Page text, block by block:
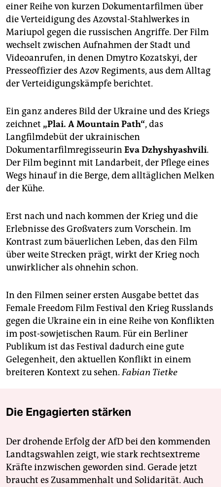
einer Reihe von kurzen Dokumentarfilmen über
die Verteidigung des Azovstal-Stahlwerkes in
Mariupol gegen die russischen Angriffe. Der Film
wechselt zwischen Aufnahmen der Stadt und
Videoanrufen, in denen Dmytro Kozatskyi, der
Presseoffizier des Azov Regiments, aus dem Alltag
der Verteidigungskämpfe berichtet.
Ein ganz anderes Bild der Ukraine und des Kriegs
zeichnet „Plai. A Mountain Path“, das
Langfilmdebüt der ukrainischen
Dokumentarfilmregisseurin Eva Dzhyshyashvili.
Der Film beginnt mit Landarbeit, der Pflege eines
Wegs hinauf in die Berge, dem alltäglichen Melken
der Kühe.
Erst nach und nach kommen der Krieg und die
Erlebnisse des Großvaters zum Vorschein. Im
Kontrast zum bäuerlichen Leben, das den Film
über weite Strecken prägt, wirkt der Krieg noch
unwirklicher als ohnehin schon.
In den Filmen seiner ersten Ausgabe bettet das
Female Freedom Film Festival den Krieg Russlands
gegen die Ukraine ein in eine Reihe von Konflikten
im post-sowjetischen Raum. Für ein Berliner
Publikum ist das Festival dadurch eine gute
Gelegenheit, den aktuellen Konflikt in einem
breiteren Kontext zu sehen.Fabian Tietke
Die Engagierten stärken
Der drohende Erfolg der AfD bei den kommenden
Landtagswahlen zeigt, wie stark rechtsextreme
Kräfte inzwischen geworden sind. Gerade jetzt
braucht es Zusammenhalt und Solidarität. Auch